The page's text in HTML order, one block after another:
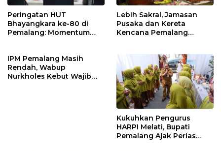
Peringatan HUT
Bhayangkara ke-80 di
Pemalang: Momentum
Lebih Sakral, Jamasan
Pusaka dan Kereta
Kencana Pemalang
IPM Pemalang Masih
Rendah, Wabup
Nurkholes Kebut Wajib
Kukuhkan Pengurus
HARPI Melati, Bupati
Pemalang Ajak Perias